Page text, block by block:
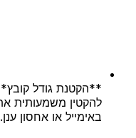
**הקטנת גודל
להקטין משמעותית
באימייל או אחסון ענן.